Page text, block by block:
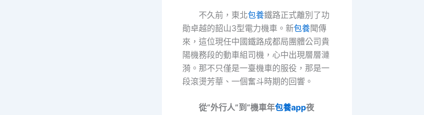
不久前，東北包養鐵路正式離別了功
勛卓越的韶山3型電力機車。新包養聞傳
來，這位現任中國鐵路成都局團體公司貴
陽機務段的動車組司機，心中出現層層漣
漪。那不只僅是一臺機車的服役，那是一
段滾燙芳華、一個奮斗時期的回響。
從“外行人”到“機車年包養app夜